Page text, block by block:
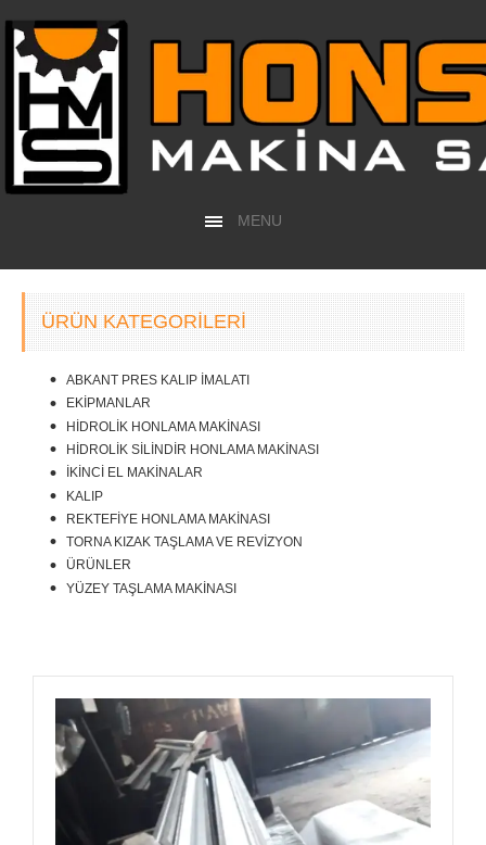
MENU
ÜRÜN KATEGORILERI
ABKANT PRES KALIP İMALATI
EKİPMANLAR
HİDROLİK HONLAMA MAKİNASI
HİDROLİK SİLİNDİR HONLAMA MAKİNASI
İKİNCİ EL MAKİNALAR
KALIP
REKTEFİYE HONLAMA MAKİNASI
TORNA KIZAK TAŞLAMA VE REVİZYON
ÜRÜNLER
YÜZEY TAŞLAMA MAKİNASI